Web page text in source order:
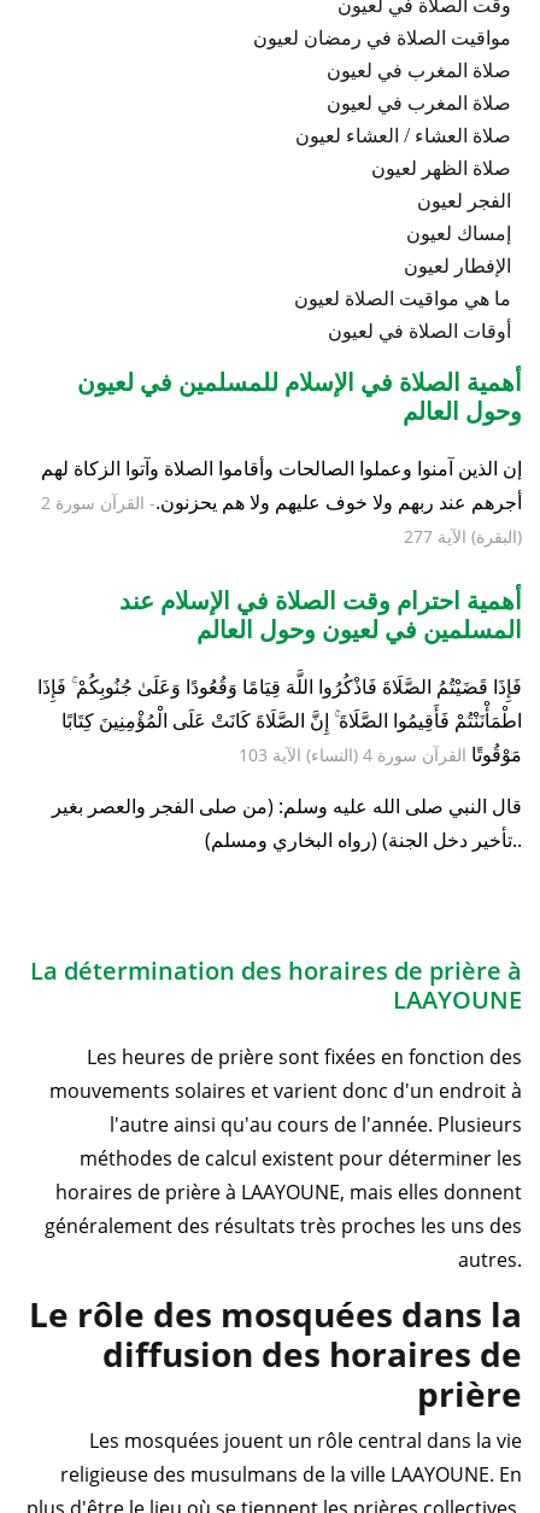
مواقيت الصلاة في رمضان لعيون
صلاة المغرب في لعيون
صلاة المغرب في لعيون
صلاة العشاء / العشاء لعيون
صلاة الظهر لعيون
الفجر لعيون
إمساك لعيون
الإفطار لعيون
ما هي مواقيت الصلاة لعيون
أوقات الصلاة في لعيون
أهمية الصلاة في الإسلام للمسلمين في لعيون
وحول العالم
إن الذين آمنوا وعملوا الصالحات وأقاموا الصلاة وآتوا الزكاة لهم
أجرهم عند ربهم ولا خوف عليهم ولا هم يحزنون.
- القرآن سورة 2
(البقرة) الآية 277
أهمية احترام وقت الصلاة في الإسلام عند
المسلمين في لعيون وحول العالم
فَإِذَا قَضَيْتُمُ الصَّلَاةَ فَاذْكُرُوا اللَّهَ قِيَامًا وَقُعُودًا وَعَلَىٰ جُنُوبِكُمْ ۚ فَإِذَا
اطْمَأْنَنْتُمْ فَأَقِيمُوا الصَّلَاةَ ۚ إِنَّ الصَّلَاةَ كَانَتْ عَلَى الْمُؤْمِنِينَ كِتَابًا
مَوْقُوتًا القرآن سورة 4 (النساء) الآية 103
قال النبي صلى الله عليه وسلم: (من صلى الفجر والعصر بغير
تأخير دخل الجنة) (رواه البخاري ومسلم)..
La détermination des horaires de prière à
LAAYOUNE
Les heures de prière sont fixées en fonction des
mouvements solaires et varient donc d'un endroit à
l'autre ainsi qu'au cours de l'année. Plusieurs
méthodes de calcul existent pour déterminer les
horaires de prière à LAAYOUNE, mais elles donnent
généralement des résultats très proches les uns des
autres.
Le rôle des mosquées dans la
diffusion des horaires de
prière
Les mosquées jouent un rôle central dans la vie
religieuse des musulmans de la ville LAAYOUNE. En
plus d'être le lieu où se tiennent les prières collectives,